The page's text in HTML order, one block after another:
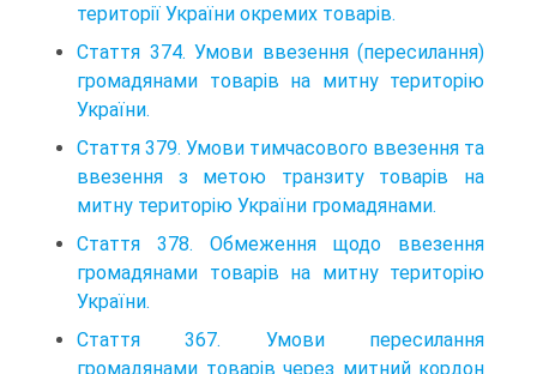
тери­торії України окремих товарів.
Стаття 374. Умови ввезення (пересилання)
громадянами товарів на митну територію
Укра­їни.
Стаття 379. Умови тимчасового ввезення та
ввезення з метою транзиту товарів на
митну територію України громадянами.
Стаття 378. Обмеження щодо ввезення
громадянами товарів на митну територію
України.
Стаття 367. Умови пересилання
громадянами товарів через митний кордон